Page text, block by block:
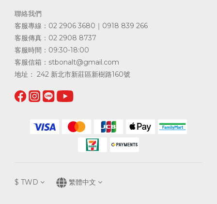
聯絡我們
客服專線：02 2906 3680｜0918 839 266
客服傳真：02 2908 8737
客服時間：09:30-18:00
客服信箱： stbonalt@gmail.com
地址： 242 新北市新莊區新樹路160號
$ TWD 繁體中文